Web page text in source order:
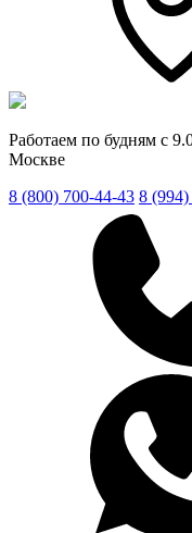
Работаем по будням с
Москве
8 (800) 700-44-43 8